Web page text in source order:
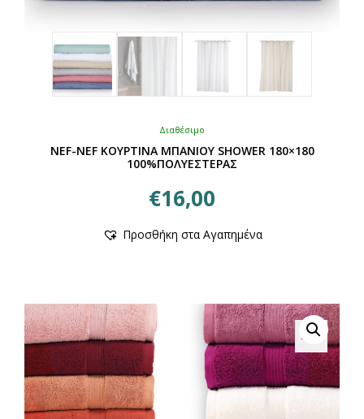
Διαθέσιμο
NEF-NEF ΚΟΥΡΤΙΝΑ ΜΠΑΝΙΟΥ SHOWER 180×180
100%ΠΟΛΥΕΣΤΕΡΑΣ
€16,00
το
παραλλαγές.
επιλογές
μπορούν
επιλεγούν
Προσθήκη στα Αγαπημένα